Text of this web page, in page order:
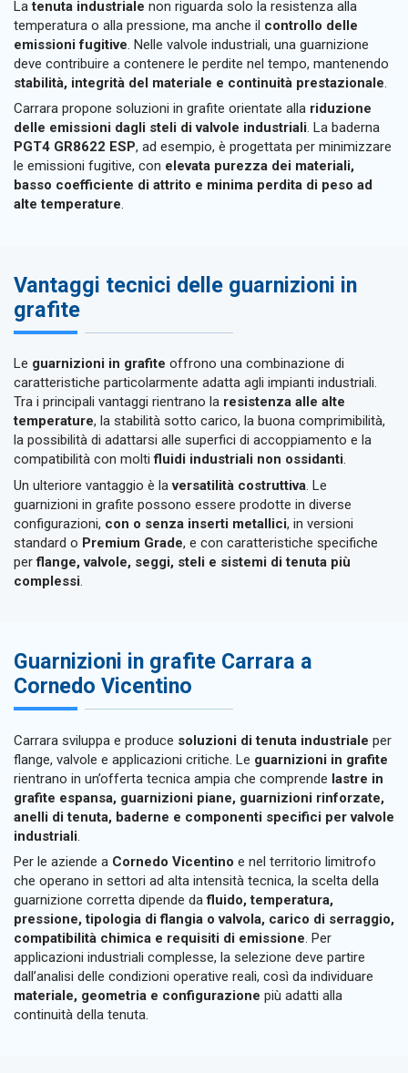
Latenuta industriale non riguarda solo la resistenza alla
temperatura o alla pressione, ma anche il controllo delle
emissioni fugitive. Nelle valvole industriali, una guarnizione
deve contribuire a contenere le perdite nel tempo, mantenendo
stabilità, integrità del materiale e continuità prestazionale.
Carrara propone soluzioni in grafite orientate alla riduzione
delle emissioni dagli steli di valvole industriali. La baderna
PGT4 GR8622 ESP, ad esempio, è progettata per minimizzare
le emissioni fugitive, con elevata purezza dei materiali,
basso coefficiente di attrito e minima perdita di peso ad
alte temperature.
Vantaggi tecnici delle guarnizioni in
grafite
Le guarnizioni in grafite offrono una combinazione di
caratteristiche particolarmente adatta agli impianti industriali.
Tra i principali vantaggi rientrano la resistenza alle alte
temperature, la stabilità sotto carico, la buona comprimibilità,
la possibilità di adattarsi alle superfici di accoppiamento e la
compatibilità con moltifluidi industriali non ossidanti.
Un ulteriore vantaggio è laversatilità costruttiva. Le
guarnizioni in grafite possono essere prodotte in diverse
configurazioni, con o senza inserti metallici, in versioni
standard o Premium Grade, e con caratteristiche specifiche
perflange, valvole, seggi, steli e sistemi di tenuta più
complessi.
Guarnizioni in grafite Carrara a
Cornedo Vicentino
Carrara sviluppa e produce soluzioni di tenuta industriale per
flange, valvole e applicazioni critiche. Le guarnizioni in grafite
rientrano in un’offerta tecnica ampia che comprende lastre in
grafite espansa, guarnizioni piane, guarnizioni rinforzate,
anelli di tenuta, baderne e componenti specifici per valvole
industriali
Per le aziende a Cornedo Vicentino e nel territorio limitrofo
che operano in settori ad alta intensità tecnica, la scelta della
guarnizione corretta dipende dafluido, temperatura,
pressione, tipologia di flangia o valvola, carico di serraggio,
compatibilità chimica e requisiti di emissione. Per
applicazioni industriali complesse, la selezione deve partire
dall’analisi delle condizioni operative reali, così da individuare
materiale, geometria e configurazione più adatti alla
continuità della tenuta.